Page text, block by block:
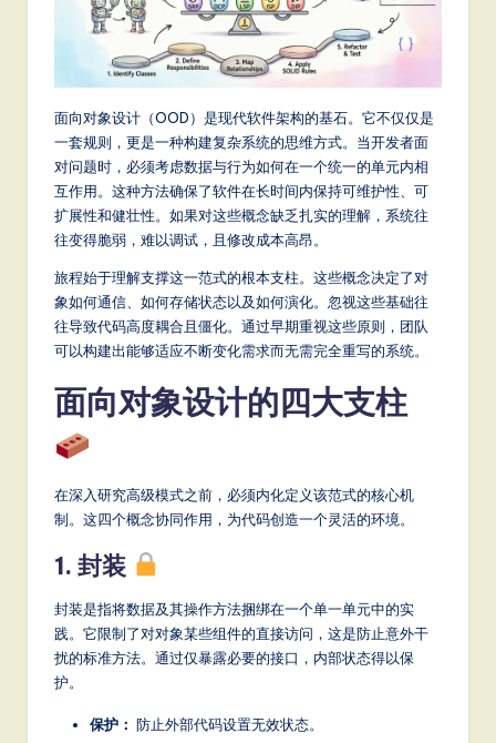
C
hi
L
T
面向对象设计（OOD）是现代软件架构的基石。它不仅仅是
一套规则，更是一种构建复杂系统的思维方式。当开发者面
对问题时，必须考虑数据与行为如何在一个统一的单元内相
互作用。这种方法确保了软件在长时间内保持可维护性、可
扩展性和健壮性。如果对这些概念缺乏扎实的理解，系统往
往变得脆弱，难以调试，且修改成本高昂。
旅程始于理解支撑这一范式的根本支柱。这些概念决定了对
象如何通信、如何存储状态以及如何演化。忽视这些基础往
往导致代码高度耦合且僵化。通过早期重视这些原则，团队
可以构建出能够适应不断变化需求而无需完全重写的系统。
面向对象设计的四大支柱
在深入研究高级模式之前，必须内化定义该范式的核心机
制。这四个概念协同作用，为代码创造一个灵活的环境。
1. 封装
封装是指将数据及其操作方法捆绑在一个单一单元中的实
践。它限制了对对象某些组件的直接访问，这是防止意外干
扰的标准方法。通过仅暴露必要的接口，内部状态得以保
护。
保护： 防止外部代码设置无效状态。